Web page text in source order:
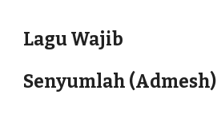
Lagu Wajib
Senyumlah (Admesh)